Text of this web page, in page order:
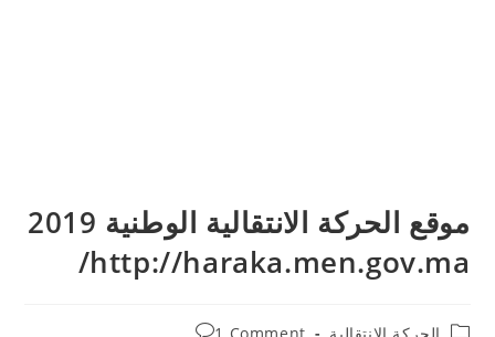
موقع الحركة الانتقالية الوطنية 2019
http://haraka.men.gov.ma/
Post
Post